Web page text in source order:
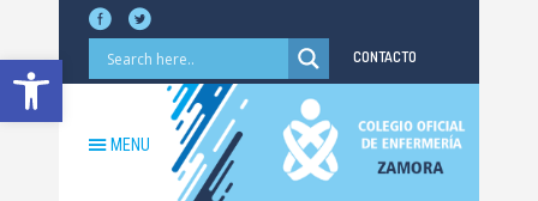
Abrir barra de herramientas CONTACTO
MENU